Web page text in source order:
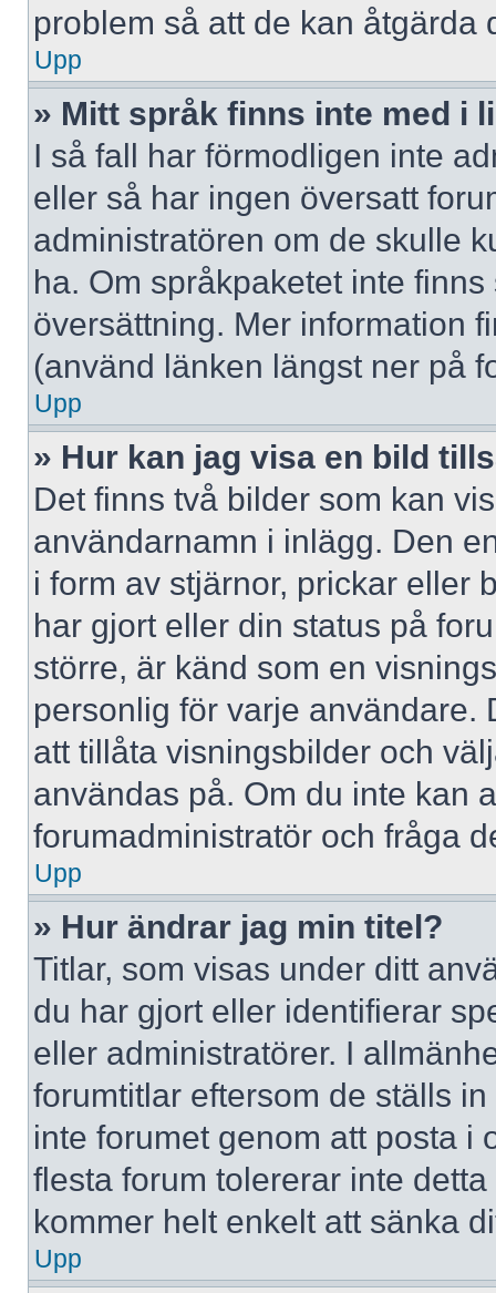
problem så att de kan åtgärda
Upp
» Mitt språk finns inte med i
I så fall har förmodligen inte
eller så har ingen översatt
administratören om de skulle
ha. Om språkpaketet inte
översättning. Mer information
(använd länken längst ner på
Upp
» Hur kan jag visa en bild
Det finns två bilder som kan
användarnamn i inlägg. Den
i form av stjärnor, prickar eller
har gjort eller din status på
större, är känd som en
personlig för varje användare.
att tillåta visningsbilder och
användas på. Om du inte kan
forumadministratör och fråga
Upp
» Hur ändrar jag min titel?
Titlar, som visas under ditt
du har gjort eller identifierar
eller administratörer. I
forumtitlar eftersom de ställs
inte forumet genom att posta i
flesta forum tolererar inte
kommer helt enkelt att sänka
Upp